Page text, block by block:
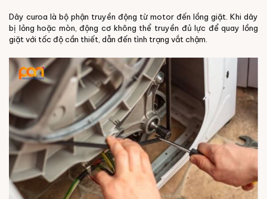
Dây curoa là bộ phận truyền động từ motor đến lồng giặt. Khi dây
bị lỏng hoặc mòn, động cơ không thể truyền đủ lực để quay lồng
giặt với tốc độ cần thiết, dẫn đến tình trạng vắt chậm.